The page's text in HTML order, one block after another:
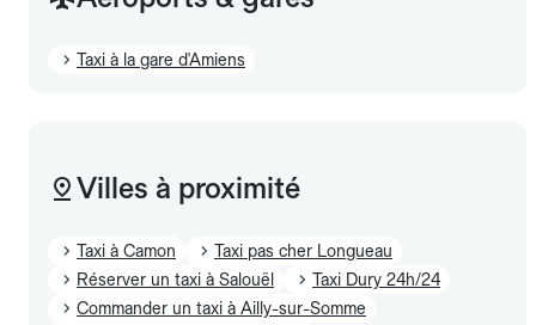
Taxi à la gare d'Amiens
Villes à proximité
Taxi à Camon
Taxi pas cher Longueau
Réserver un taxi à Salouël
Taxi Dury 24h/24
Commander un taxi à Ailly-sur-Somme